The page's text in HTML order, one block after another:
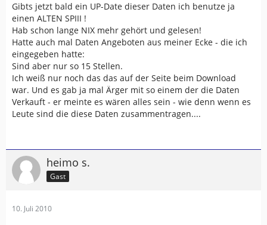
Gibts jetzt bald ein UP-Date dieser Daten ich benutze ja
einen ALTEN SPIII !
Hab schon lange NIX mehr gehört und gelesen!
Hatte auch mal Daten Angeboten aus meiner Ecke - die ich
eingegeben hatte:
Sind aber nur so 15 Stellen.
Ich weiß nur noch das das auf der Seite beim Download
war. Und es gab ja mal Ärger mit so einem der die Daten
Verkauft - er meinte es wären alles sein - wie denn wenn es
Leute sind die diese Daten zusammentragen....
heimo s.
Gast
10. Juli 2010